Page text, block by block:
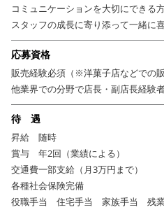
コミュニケーションを大切にできる
スタッフの成長に寄り添って一緒に
応募資格
販売経験必須（※洋菓子店などでの販
他業界での分野で店長・副店長経験
待 遇
昇給 随時
賞与 年2回（業績による）
交通費一部支給（月3万円まで）
各種社会保険完備
役職手当 住宅手当 家族手当 残